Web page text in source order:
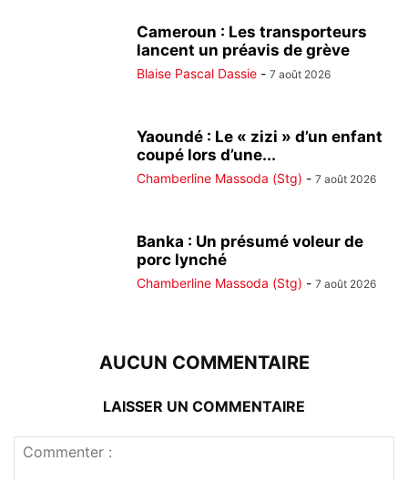
Cameroun : Les transporteurs
lancent un préavis de grève
Blaise Pascal Dassie - 7 août 2026
Yaoundé : Le « zizi » d’un enfant
coupé lors d’une...
Chamberline Massoda (Stg) - 7 août 2026
Banka : Un présumé voleur de
porc lynché
Chamberline Massoda (Stg) - 7 août 2026
AUCUN COMMENTAIRE
LAISSER UN COMMENTAIRE